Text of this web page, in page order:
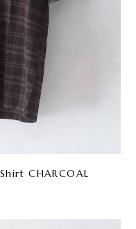
CHARCOAL